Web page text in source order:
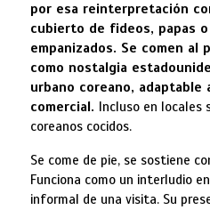
por esa reinterpretación
cubierto de fideos, papas
empanizados. Se comen al
como nostalgia
urbano coreano,
comercial. Incluso en locales
coreanos cocidos.
Se come de pie, se sostiene
Funciona como un interludio
informal de una visita. Su